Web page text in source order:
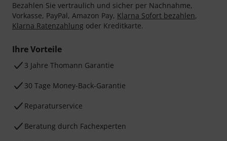
Bezahlen Sie vertraulich und sicher per Nachnahme,
Vorkasse, PayPal, Amazon Pay, Klarna Sofort bezahlen,
Klarna Ratenzahlung oder Kreditkarte.
Ihre Vorteile
3 Jahre Thomann Garantie
30 Tage Money-Back-Garantie
Reparaturservice
Beratung durch Fachexperten